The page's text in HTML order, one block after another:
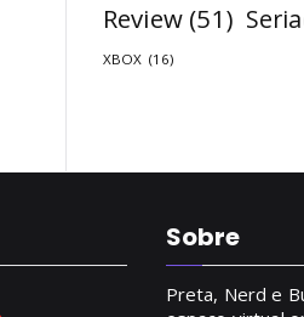
Review (51)
XBOX (16)
Sobre
Preta, Nerd e